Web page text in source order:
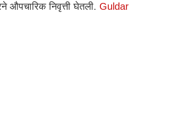
औपचारिक निवृत्ती घेतली. Guldar